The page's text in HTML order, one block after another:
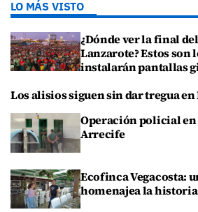
LO MÁS VISTO
¿Dónde ver la final
Lanzarote? Estos
instalarán pantallas
Los alisios siguen sin dar tregua
Operación policial en
Arrecife
Ecofinca Vegacosta:
homenajea la